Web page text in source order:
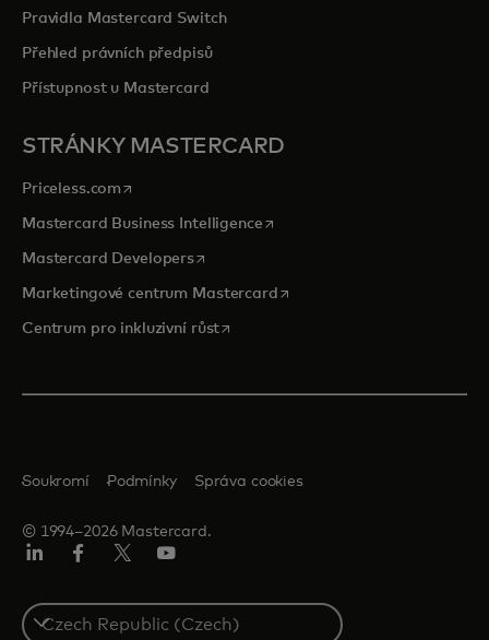
Pravidla Mastercard Switch
Přehled právních předpisů
Přístupnost u Mastercard
STRÁNKY MASTERCARD
Priceless.com opens in a new tab
Mastercard Business Intelligenceopens in a new tab
Mastercard Developersopens in a new tab
Marketingové centrum Mastercardopens in a new tab
Centrum pro inkluzivní růstopens in a new tab
© 1994–2026 Mastercard.
Soukromí Podmínky Správa cookies
Select
a